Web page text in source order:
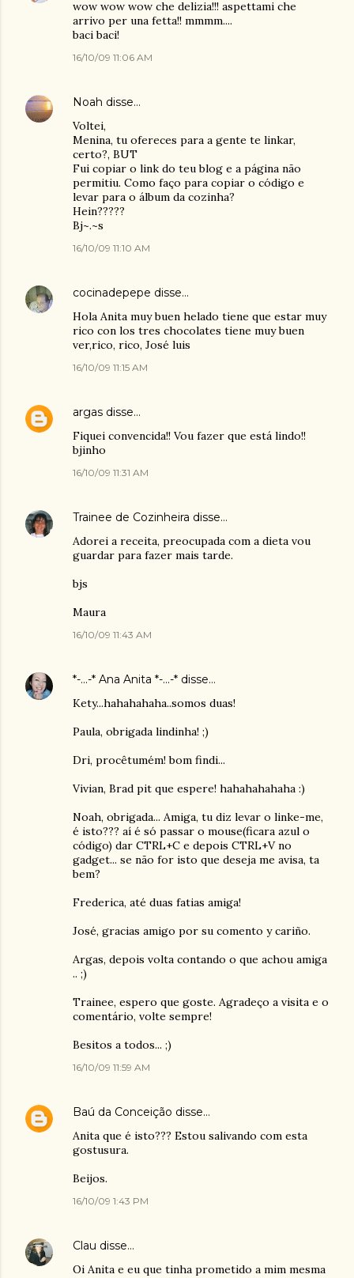
wow wow wow che delizia!!! aspettami che
arrivo per una fetta!! mmmm....
baci baci!
16/10/09 11:06 AM
Noah disse…
Voltei,
Menina, tu ofereces para a gente te linkar,
certo?, BUT
Fui copiar o link do teu blog e a página não
permitiu. Como faço para copiar o código e
levar para o álbum da cozinha?
Hein?????
Bj~.~s
16/10/09 11:10 AM
cocinadepepe disse…
Hola Anita muy buen helado tiene que estar muy
rico con los tres chocolates tiene muy buen
ver,rico, rico, José luis
16/10/09 11:15 AM
argas disse…
Fiquei convencida!! Vou fazer que está lindo!!
bjinho
16/10/09 11:31 AM
Trainee de Cozinheira disse…
Adorei a receita, preocupada com a dieta vou
guardar para fazer mais tarde.
bjs
Maura
16/10/09 11:43 AM
*-...-* Ana Anita *-...-* disse…
Kety...hahahahaha..somos duas!
Paula, obrigada lindinha! ;)
Dri, procêtumém! bom findi...
Vivian, Brad pit que espere! hahahahahaha :)
Noah, obrigada... Amiga, tu diz levar o linke-me,
é isto??? aí é só passar o mouse(ficara azul o
código) dar CTRL+C e depois CTRL+V no
gadget... se não for isto que deseja me avisa, ta
bem?
Frederica, até duas fatias amiga!
José, gracias amigo por su comento y cariño.
Argas, depois volta contando o que achou amiga
.. ;)
Trainee, espero que goste. Agradeço a visita e o
comentário, volte sempre!
Besitos a todos... ;)
16/10/09 11:59 AM
Baú da Conceição disse…
Anita que é isto??? Estou salivando com esta
gostusura.
Beijos.
16/10/09 1:43 PM
Clau disse…
Oi Anita e eu que tinha prometido a mim mesma